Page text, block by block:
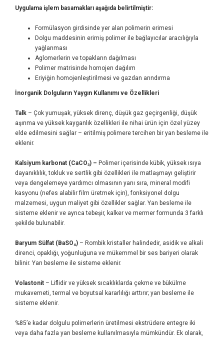
Uygulama işlem basamakları aşağıda belirtilmiştir:
Formülasyon girdisinde yer alan polimerin erimesi
Dolgu maddesinin erimiş polimer ile bağlayıcılar aracılığıyla
yağlanması
Aglomerlerin ve topakların dağılması
Polimer matrisinde homojen dağılım
Eriyiğin homojenleştirilmesi ve gazdan arındırma
İnorganik Dolguların Yaygın Kullanımı ve Özellikleri
Talk – Çok yumuşak, yüksek direnç, düşük gaz geçirgenliği, düşük
aşınma ve yüksek kayganlık özellikleri ile nihai ürün için özel yüzey
elde edilmesini sağlar – eritilmiş polimere tercihen bir yan besleme ile
eklenir.
Kalsiyum karbonat (CaCO₃) – Polimer içerisinde kübik, yüksek ısıya
dayanıklılık, tokluk ve sertlik gibi özellikleri ile matlaşmayı geliştirir
veya dengelemeye yardımcı olmasının yanı sıra, mineral modifi
kasyonu (nefes alabilir film üretmek için), fonksiyonel dolgu
malzemesi, uygun maliyet gibi özellikler sağlar. Yan besleme ile
sisteme eklenir ve ayrıca tebeşir, kalker ve mermer formunda 3 farklı
şekilde bulunabilir.
Baryum Sülfat (BaSO₄) – Rombik kristaller halindedir, asidik ve alkali
direnci, opaklığı, yoğunluğuna ve mükemmel bir ses bariyeri olarak
bilinir. Yan besleme ile sisteme eklenir.
Volastonit – Liflidir ve yüksek sıcaklıklarda çekme ve bükülme
mukavemeti, termal ve boyutsal kararlılığı arttırır; yan besleme ile
sisteme eklenir.
%85’e kadar dolgulu polimerlerin üretilmesi ekstrüdere entegre iki
veya daha fazla yan besleme kullanılmasıyla mümkündür. Ek olarak,